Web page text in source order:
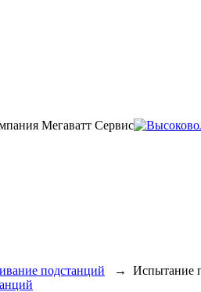
Мегаватт Сервис
подстанций → Испытание